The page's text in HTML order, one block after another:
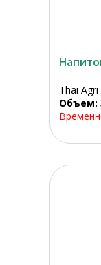
Thai
Объем: